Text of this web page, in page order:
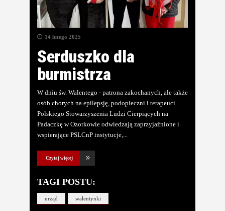
14 lutego 2025
Serduszko dla
burmistrza
W dniu św. Walentego - patrona zakochanych, ale także
osób chorych na epilepsję, podopieczni i terapeuci
Polskiego Stowarzyszenia Ludzi Cierpiących na
Padaczkę w Ozorkowie odwiedzają zaprzyjaźnione i
wspierające PSLCnP instytucje,
Czytaj więcej
TAGI POSTU:
urząd walentynki